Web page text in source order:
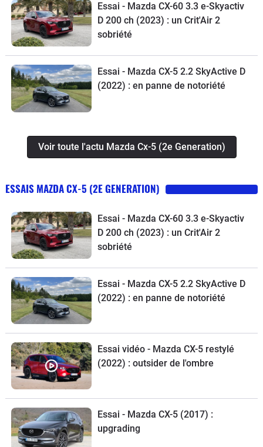
Essai - Mazda CX-60 3.3 e-Skyactiv
D 200 ch (2023) : un Crit'Air 2
sobriété
Essai - Mazda CX-5 2.2 SkyActive D
(2022) : en panne de notoriété
Voir toute l'actu Mazda Cx-5 (2e Generation)
ESSAIS MAZDA CX-5 (2E GENERATION)
Essai - Mazda CX-60 3.3 e-Skyactiv
D 200 ch (2023) : un Crit'Air 2
sobriété
Essai - Mazda CX-5 2.2 SkyActive D
(2022) : en panne de notoriété
Essai vidéo - Mazda CX-5 restylé
(2022) : outsider de l'ombre
Essai - Mazda CX-5 (2017) :
upgrading